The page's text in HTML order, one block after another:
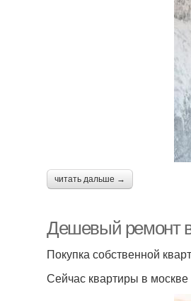
читать дальше →
Дешевый ремонт в
Покупка собственной
Сейчас квартиры в москве